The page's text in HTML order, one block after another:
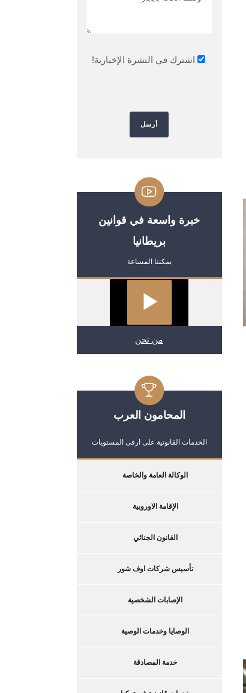
اشترك في النشرة الإخبارية!
خبرة واسعة في قوانين
بريطانيا
يمكننا المساعة
من نحن
المحامون العرب
الخدمات القانونية على ارقى المستويات
الوكالة العامة والخاصة
الإقامة الاوروبية
القانون الجنائي
تأسيس شركات اوف شور
الإصابات الشخصية
الوصايا وخدمات الوصية
خدمة المصادقة